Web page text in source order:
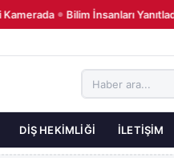
● Bilim İnsanları
DIŞ HEKIMLIĞI İLETIŞIM